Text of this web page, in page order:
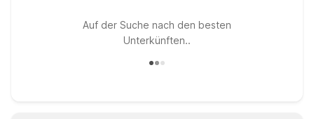
Auf der Suche nach den besten
Unterkünften..